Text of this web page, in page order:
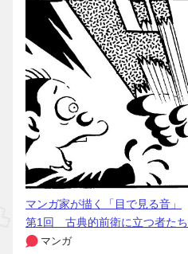
マンガ家が描く「目で見る音」
第1回 古典的前衛に立つ者たち
マンガ